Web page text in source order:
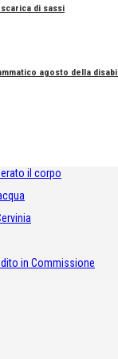
di sassi
agosto della
il corpo
in Commissione